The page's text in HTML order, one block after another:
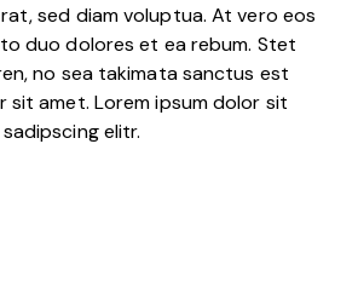
sed diam voluptua. At vero eos
duo dolores et ea rebum. Stet
no sea takimata sanctus est
sit amet. Lorem ipsum dolor sit
elitr.